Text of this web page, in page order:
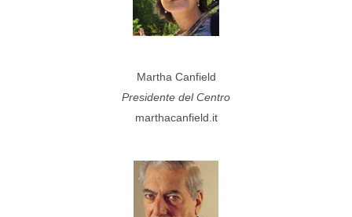
Martha Canfield
Presidente del Centro
marthacanfield.it